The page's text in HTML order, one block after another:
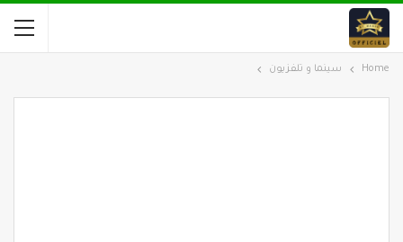
Home سينما و تلفزيون